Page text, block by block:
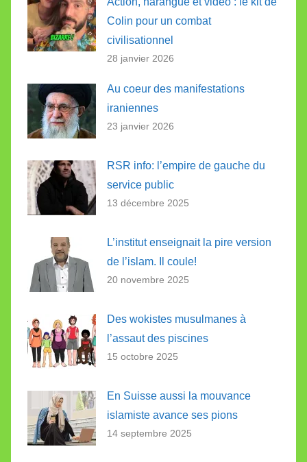
Colin pour un combat
civilisationnel
28 janvier 2026
Au coeur des manifestations
iraniennes
23 janvier 2026
RSR info: l’empire de gauche du
service public
13 décembre 2025
L’institut enseignait la pire version
de l’islam. Il coule!
20 novembre 2025
Des wokistes musulmanes à
l’assaut des piscines
15 octobre 2025
En Suisse aussi la mouvance
islamiste avance ses pions
14 septembre 2025